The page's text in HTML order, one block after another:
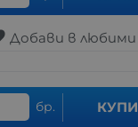
Добави в любими
бр. КУПИ